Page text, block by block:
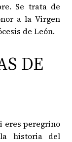
Se trata de
a la Virgen
de León.
DE
eres peregrino
historia del